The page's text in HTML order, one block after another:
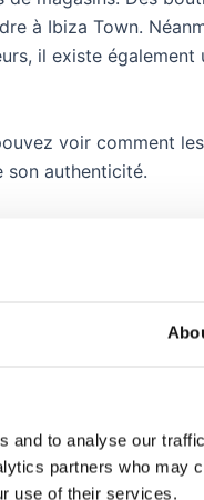
and to analyse our
partners who may
use of their services.
à Ibiza Town.
il existe
voir comment
son authenticité.
quelque chose de
de 1936.
de dîner, de